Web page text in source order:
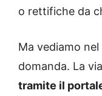
o rettifiche da
Ma vediamo
domanda. La
tramite il